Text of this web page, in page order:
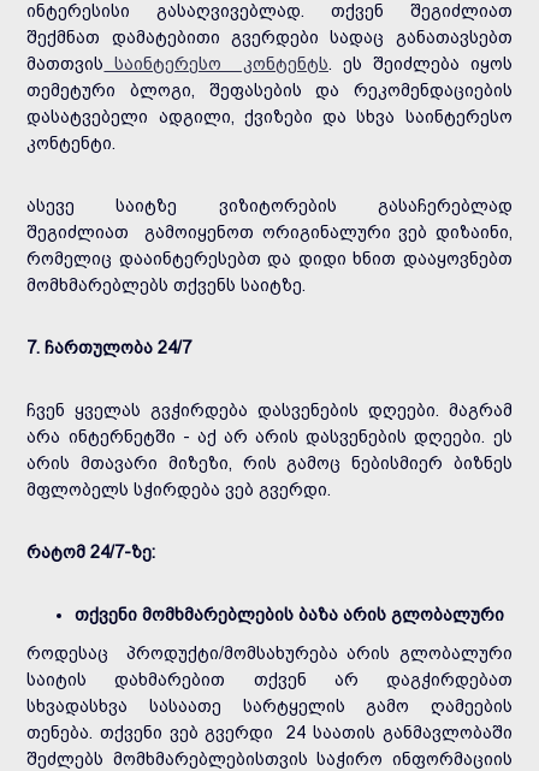
ინტერესისი გასაღვივებლად. თქვენ შეგიძლიათ
შექმნათ დამატებითი გვერდები სადაც განათავსებთ
მათთვის საინტერესო კონტენტს. ეს შეიძლება იყოს
თემეტური ბლოგი, შეფასების და რეკომენდაციების
დასატვებელი ადგილი, ქვიზები და სხვა საინტერესო
კონტენტი.
ასევე საიტზე ვიზიტორების გასაჩერებლად
შეგიძლიათ გამოიყენოთ ორიგინალური ვებ დიზაინი,
რომელიც დააინტერესებთ და დიდი ხნით დააყოვნებთ
მომხმარებლებს თქვენს საიტზე.
7. ჩართულობა 24/7
ჩვენ ყველას გვჭირდება დასვენების დღეები. მაგრამ
არა ინტერნეტში - აქ არ არის დასვენების დღეები. ეს
არის მთავარი მიზეზი, რის გამოც ნებისმიერ ბიზნეს
მფლობელს სჭირდება ვებ გვერდი.
რატომ 24/7-ზე:
თქვენი მომხმარებლების ბაზა არის გლობალური
როდესაც პროდუქტი/მომსახურება არის გლობალური
საიტის დახმარებით თქვენ არ დაგჭირდებათ
სხვადასხვა სასაათე სარტყელის გამო ღამეების
თენება. თქვენი ვებ გვერდი 24 საათის განმავლობაში
შეძლებს მომხმარებლებისთვის საჭირო ინფორმაციის